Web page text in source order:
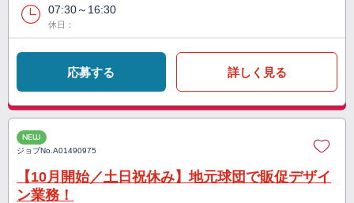
07:30～16:30
休日：
応募する 詳しく見る
NEW
ジョブNo.A01490975
【10月開始／土日祝休み】地元球団で販促デザイ
ン業務！